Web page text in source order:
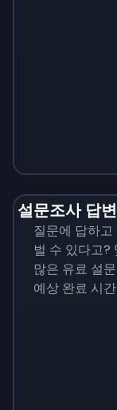
설문조사 답
질문에 답하
벌 수 있다고?
많은 유료 설
예상 완료 시